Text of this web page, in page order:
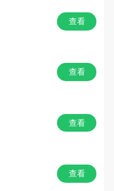
查看
查看
查看
查看